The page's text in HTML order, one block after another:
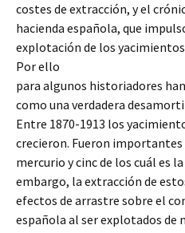
costes de extracción, y el
hacienda española, que
explotación de los
Por ello
para algunos historiadores
como una verdadera
Entre 1870-1913 los
crecieron. Fueron
mercurio y cinc de los cuál es
embargo, la extracción de
efectos de arrastre sobre el
española al ser explotados de